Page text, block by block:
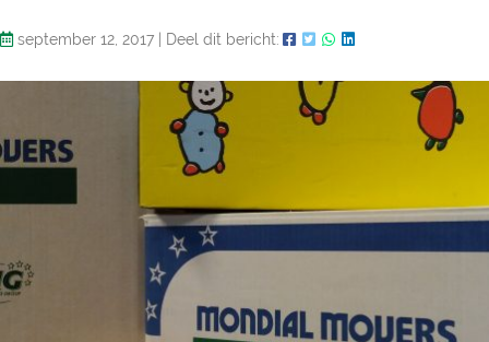
september 12, 2017 Deel dit bericht: